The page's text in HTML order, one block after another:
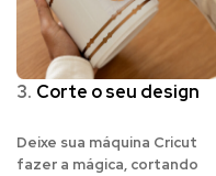
3. Corte o seu design
Deixe sua máquina Cricut
fazer a mágica, cortando